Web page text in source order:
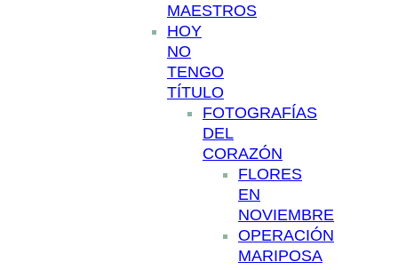
MAESTROS
HOY
NO
TENGO
TÍTULO
FOTOGRAFÍAS
DEL
CORAZÓN
FLORES
EN
NOVIEMBRE
OPERACIÓN
MARIPOSA